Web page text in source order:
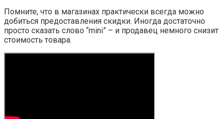
Помните, что в магазинах практически всегда можно
добиться предоставления скидки. Иногда достаточно
просто сказать слово “mini” – и продавец немного снизит
стоимость товара.